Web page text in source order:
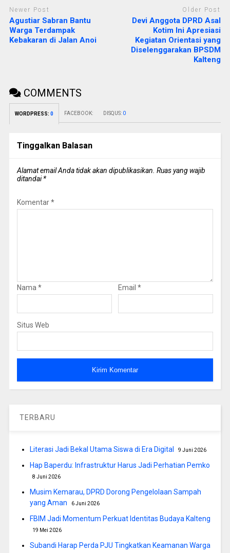
Newer Post
Agustiar Sabran Bantu
Warga Terdampak
Kebakaran di Jalan Anoi
Older Post
Devi Anggota DPRD Asal
Kotim Ini Apresiasi
Kegiatan Orientasi yang
Diselenggarakan BPSDM
Kalteng
COMMENTS
WORDPRESS: 0 FACEBOOK: DISQUS: 0
Tinggalkan Balasan
Alamat email Anda tidak akan dipublikasikan. Ruas yang wajib
ditandai*
Komentar*
Nama * Email *
Situs Web
TERBARU
Literasi Jadi Bekal Utama Siswa di Era Digital 9 Juni 2026
Hap Baperdu: Infrastruktur Harus Jadi Perhatian Pemko
8 Juni 2026
Musim Kemarau, DPRD Dorong Pengelolaan Sampah
yang Aman
6 Juni 2026
FBIM Jadi Momentum Perkuat Identitas Budaya Kalteng
19 Mei 2026
Subandi Harap Perda PJU Tingkatkan Keamanan Warga